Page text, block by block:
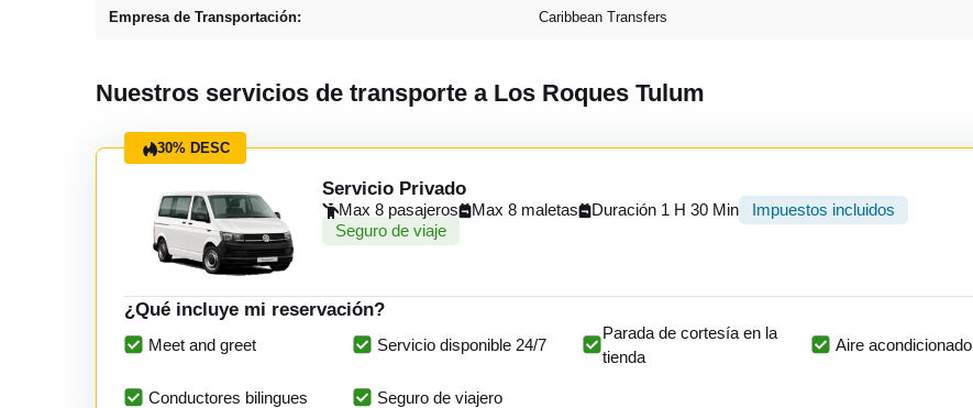
Empresa de Transportación: Caribbean Transfers
Nuestros servicios de transporte a Los Roques Tulum
30% DESC
Servicio Privado
Max 8 pasajeros Max 8 maletas Duración 1 H 30 Min
Impuestos incluidos
Seguro de viaje
¿Qué incluye mi reservación?
Meet and greet Servicio disponible 24/7
Parada de cortesía en la
tienda
Aire acondicionado
Conductores bilingues Seguro de viajero